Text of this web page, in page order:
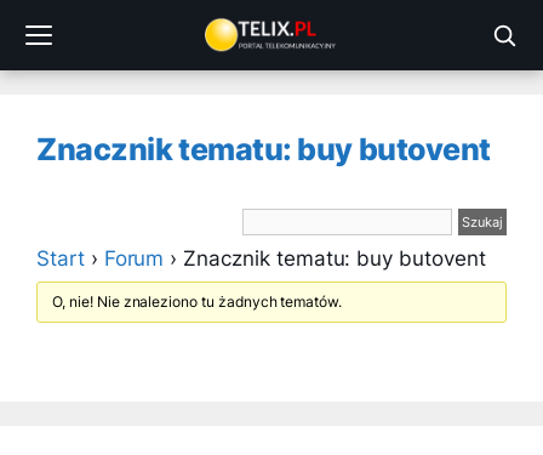
treści
Znacznik tematu: buy butovent
Start › Forum › Znacznik tematu: buy butovent
O, nie! Nie znaleziono tu żadnych tematów.